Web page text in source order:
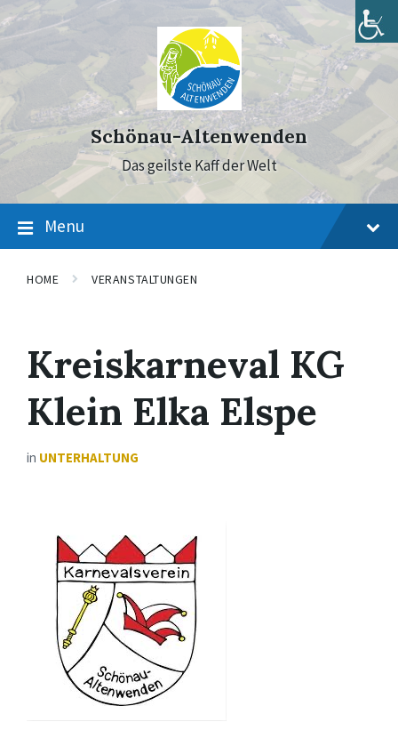
to
content
to
main
navigation
to
footer
Schönau-Altenwenden
Das geilste Kaff der Welt
Menu
HOME VERANSTALTUNGEN
Kreiskarneval KG
Klein Elka Elspe
in UNTERHALTUNG